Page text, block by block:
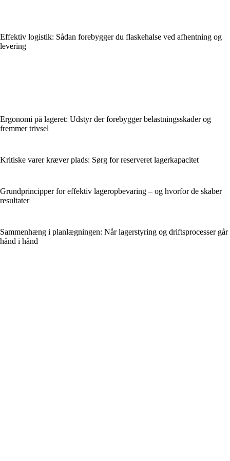
Effektiv logistik: Sådan forebygger du flaskehalse ved afhentning og
levering
Ergonomi på lageret: Udstyr der forebygger belastningsskader og
fremmer trivsel
Kritiske varer kræver plads: Sørg for reserveret lagerkapacitet
Grundprincipper for effektiv lageropbevaring – og hvorfor de skaber
resultater
Sammenhæng i planlægningen: Når lagerstyring og driftsprocesser går
hånd i hånd